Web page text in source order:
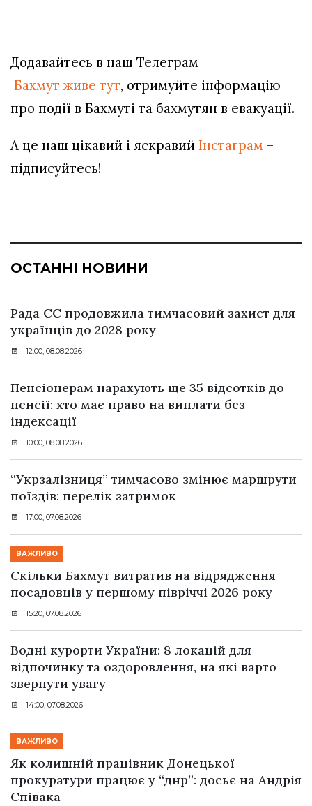
Додавайтесь в наш Телеграм
Бахмут живе тут, отримуйте інформацію
про події в Бахмуті та бахмутян в евакуації.
А це наш цікавий і яскравий Інстаграм –
підписуйтесь!
ОСТАННІ НОВИНИ
Рада ЄС продовжила тимчасовий захист для
українців до 2028 року
12:00, 08.08.2026
Пенсіонерам нарахують ще 35 відсотків до
пенсії: хто має право на виплати без
індексації
10:00, 08.08.2026
“Укрзалізниця” тимчасово змінює маршрути
поїздів: перелік затримок
17:00, 07.08.2026
ВАЖЛИВО
Скільки Бахмут витратив на відрядження
посадовців у першому півріччі 2026 року
15:20, 07.08.2026
Водні курорти України: 8 локацій для
відпочинку та оздоровлення, на які варто
звернути увагу
14:00, 07.08.2026
ВАЖЛИВО
Як колишній працівник Донецької
прокуратури працює у “днр”: досьє на Андрія
Співака